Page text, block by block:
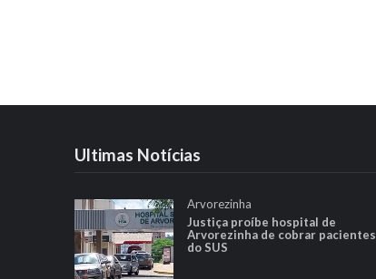
Ultimas Notícias
Arvorezinha
Justiça proíbe hospital de
Arvorezinha de cobrar pacientes
do SUS